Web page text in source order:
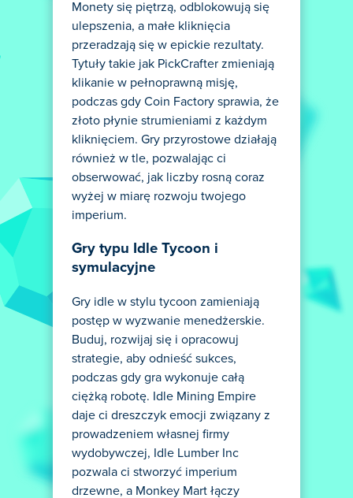
Monety się piętrzą, odblokowują się
ulepszenia, a małe kliknięcia
przeradzają się w epickie rezultaty.
Tytuły takie jak PickCrafter zmieniają
klikanie w pełnoprawną misję,
podczas gdy Coin Factory sprawia, że
złoto płynie strumieniami z każdym
kliknięciem. Gry przyrostowe działają
również w tle, pozwalając ci
obserwować, jak liczby rosną coraz
wyżej w miarę rozwoju twojego
imperium.
Gry typu Idle Tycoon i
symulacyjne
Gry idle w stylu tycoon zamieniają
postęp w wyzwanie menedżerskie.
Buduj, rozwijaj się i opracowuj
strategie, aby odnieść sukces,
podczas gdy gra wykonuje całą
ciężką robotę. Idle Mining Empire
daje ci dreszczyk emocji związany z
prowadzeniem własnej firmy
wydobywczej, Idle Lumber Inc
pozwala ci stworzyć imperium
drzewne, a Monkey Mart łączy